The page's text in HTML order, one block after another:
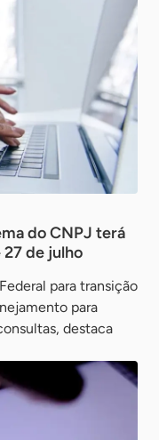
do CNPJ terá
de julho
para transição
para
destaca